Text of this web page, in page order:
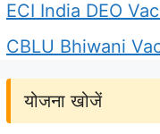
ECI India DEO
CBLU Bhiwani
योजना खोजें